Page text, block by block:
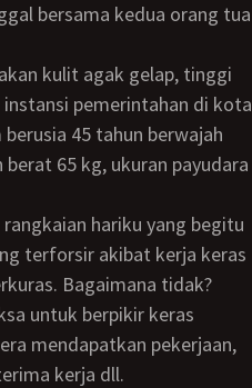
bersama kedua orang tua
instansi pemerintahan di kota
45 tahun berwajah
65 kg, ukuran payudara
terforsir akibat kerja keras
Bagaimana tidak?
untuk berpikir keras
mendapatkan pekerjaan,
kerja dll.